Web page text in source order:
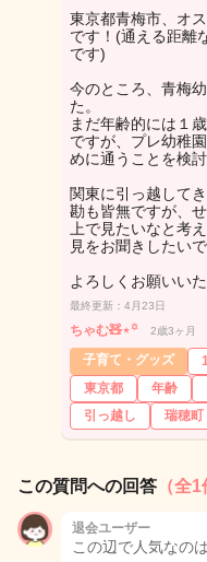
東京都青梅市、オ
です！(通える距離
です)
今のところ、青梅
た。
まだ年齢的には１
ですが、プレ幼稚
めに通うことを検討
関東に引っ越して
勘も皆無ですが、
上で見たいなと考
見をお聞きしたいで
よろしくお願いい
最終更新：4月23日
ちゃむ🧸⋆꙳ 2歳3ヶ月
子育て・グッズ
東京都
年齢
引っ越し
瑞穂町
この質問への回答 （全1
退会ユーザー
この辺で人気なの